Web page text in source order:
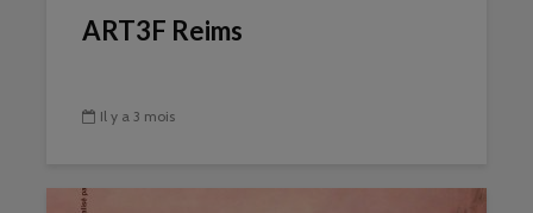
ART3F Reims
Il y a 3 mois